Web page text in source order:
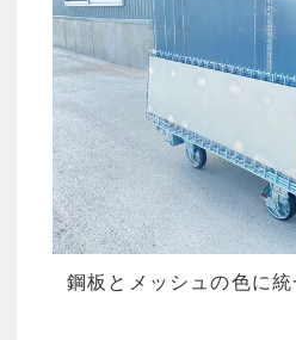
鋼板とメッシュの色に